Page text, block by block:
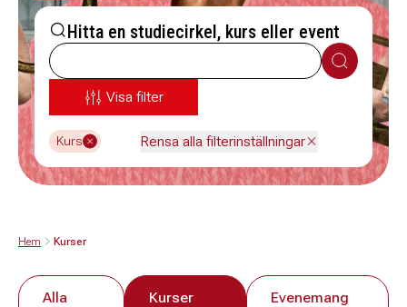
Hitta en studiecirkel, kurs eller event
Sök
Visa filter
Kurs Rensa alla filterinställningar
Hem Kurser
Alla
Kurser
Evenemang